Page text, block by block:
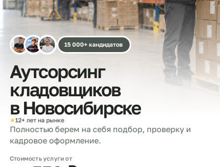
15 000+ кандидатов
Аутсорсинг
кладовщиков
в Новосибирске
★12+ лет на рынке
Полностью берем на себя подбор, проверку и
кадровое оформление.
Стоимость услуги от